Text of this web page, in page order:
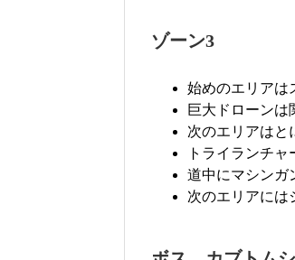
ゾーン3
始めのエリアは
巨大ドローンは
次のエリアはと
トライランチ
道中にマシンガ
次のエリアには